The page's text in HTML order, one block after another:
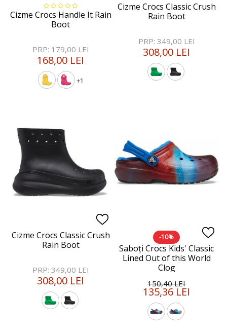
Cizme Crocs Handle It Rain
Boot
+1
PRP: 179,00 LEI
168,00 LEI
Cizme Crocs Classic Crush
Rain Boot
PRP: 349,00 LEI
308,00 LEI
Cizme Crocs Classic Crush
Rain Boot
PRP: 349,00 LEI
308,00 LEI
-10%
Saboți Crocs Kids' Classic
Lined Out of this World
Clog
150,40 LEI
135,36 LEI